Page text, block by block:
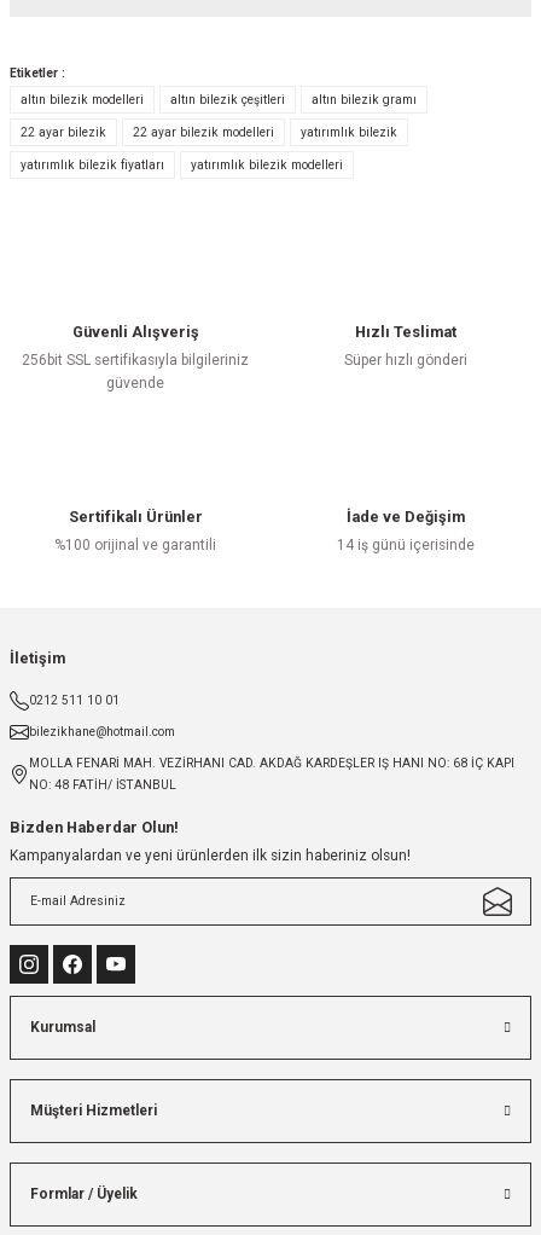
Bu ürüne ilk yorumu siz yapın!
Etiketler :
altın bilezik modelleri
altın bilezik çeşitleri altın bilezik gramı
22 ayar bilezik 22 ayar bilezik modelleri yatırımlık bilezik
yatırımlık bilezik fiyatları yatırımlık bilezik modelleri
Güvenli Alışveriş
256bit SSL sertifikasıyla bilgileriniz
güvende
Hızlı Teslimat
Süper hızlı gönderi
Sertifikalı Ürünler
%100 orijinal ve garantili
İade ve Değişim
14 iş günü içerisinde
İletişim
0212 511 10 01
bilezikhane@hotmail.com
MOLLA FENARİ MAH. VEZİRHANI CAD. AKDAĞ KARDEŞLER IŞ HANI NO: 68 İÇ KAPI
NO: 48 FATİH/ İSTANBUL
Bizden Haberdar Olun!
Kampanyalardan ve yeni ürünlerden ilk sizin haberiniz olsun!
Kurumsal
Müşteri Hizmetleri
Formlar / Üyelik